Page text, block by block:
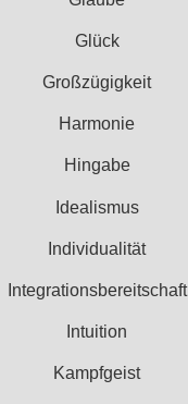
Glück
Großzügigkeit
Harmonie
Hingabe
Idealismus
Individualität
Integrationsbereitschaft
Intuition
Kampfgeist